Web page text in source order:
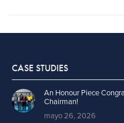
CASE STUDIES
An Honour Piece
Chairman!
mayo 26, 2026